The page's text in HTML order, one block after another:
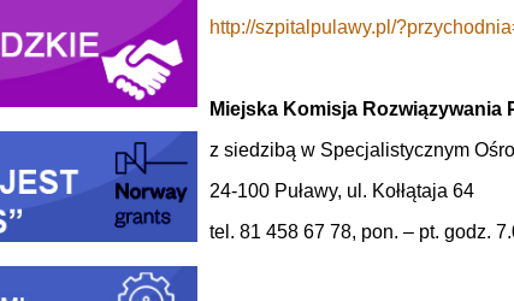
http://szpitalpulawy.pl/
Miejska Komisja Rozwiązywania
z siedzibą w Specjalistycznym
24-100 Puławy, ul. Kołłątaja 64
tel. 81 458 67 78, pon. – pt. godz.